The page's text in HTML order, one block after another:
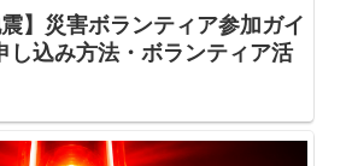
震】災害ボランティア参加ガイ
し込み方法・ボランティア活